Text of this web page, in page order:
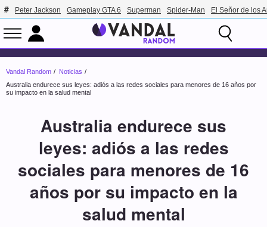
Peter Jackson Gameplay GTA 6 Superman Spider-Man El Señor de los
Vandal Random
Noticias
Australia endurece sus leyes: adiós a las redes sociales para menores de 16 años por
su impacto en la salud mental
Australia endurece sus
leyes: adiós a las redes
sociales para menores de 16
años por su impacto en la
salud mental